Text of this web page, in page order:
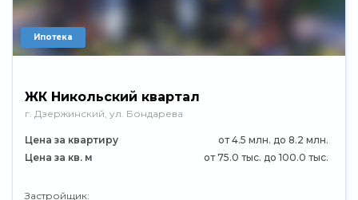
Ипотека
ЖК Никольский квартал
г. Дзержинский, ул. Бондарева
Цена за квартиру
от 4.5 млн. до 8.2 млн.
Цена за кв. м
от 75.0 тыс. до 100.0 тыс.
Застройщик: